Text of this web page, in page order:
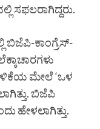
ಸಫಲರಾಗಿದ್ದರು.
ಬಿಜೆಪಿ-ಕಾಂಗ್ರೆಸ್-
ಮೇಲೆ ‘ಒಳ
ಬಿಜೆಪಿ
ಹೇಳಲಾಗಿತ್ತು.